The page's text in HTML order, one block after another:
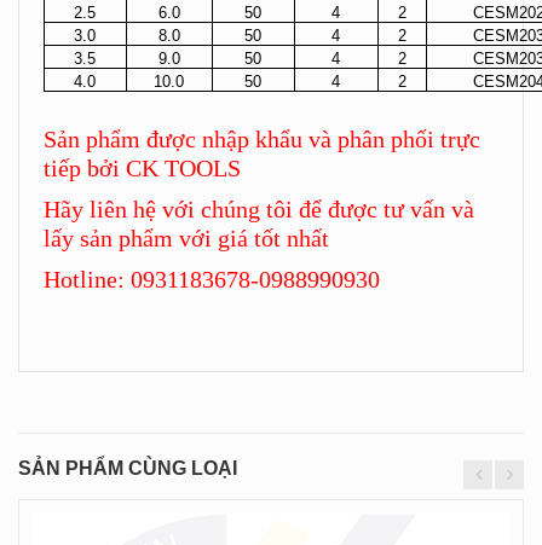
2.5 6.0 50 4 2
3.0
8.0 50 4 2
3.5
9.0 50 4 2
4.0
10.0 50 4 2
Sản phẩm được nhập khẩu và phân phối trực
tiếp bởi CK TOOLS
Hãy liên hệ với chúng tôi để được tư vấn và
lấy sản phẩm với giá tốt nhất
Hotline: 0931183678-0988990930
SẢN PHẨM CÙNG LOẠI